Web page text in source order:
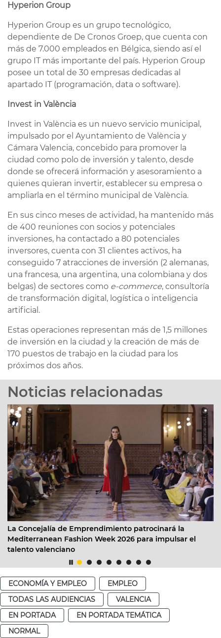
Hyperion Group
Hyperion Group es un grupo tecnológico,
dependiente de De Cronos Groep, que cuenta con
más de 7.000 empleados en Bélgica, siendo así el
grupo IT más importante del país. Hyperion Group
posee un total de 30 empresas dedicadas al
apartado IT (programación, data o software).
Invest in Val ència
Invest in València es un nuevo servicio municipal,
impulsado por el Ayuntamiento de València y
Cámara Valencia, concebido para promover la
ciudad como polo de inversión y talento, desde
donde se ofrecerá información y asesoramiento a
quienes quieran invertir, establecer su empresa o
ampliarla en el término municipal de València.
En sus cinco meses de actividad, ha mantenido más
de 400 reuniones con socios y potenciales
inversiones, ha contactado a 80 potenciales
inversores, cuenta con 31 clientes activos, ha
conseguido 7 atracciones de inversión (2 alemanas,
una francesa, una argentina, una colombiana y dos
belgas) de sectores como e-commerce, consultoría
de transformación digital, logística o inteligencia
artificial.
Estas operaciones representan más de 1,5 millones
de inversión en la ciudad y la creación de más de
170 puestos de trabajo en la ciudad para los
próximos dos años.
Noticias relacionadas
patrocinará la
Week 2026 para impulsar el
València destina más
convocatòria de
ECONOMÍA Y EMPLEO
EMPLEO
TODAS LAS AUDIENCIAS
VALENCIA
EN PORTADA
EN PORTADA TEMÁTICA
NORMAL